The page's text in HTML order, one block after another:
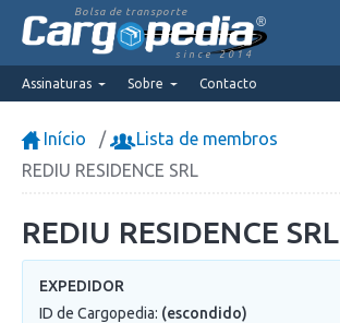
Bolsa de transporte
since 2014
Assinaturas Sobre Contacto
Início
Lista de membros
REDIU RESIDENCE SRL
REDIU RESIDENCE SRL
EXPEDIDOR
ID de Cargopedia: (escondido)